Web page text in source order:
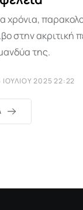
χρόνια,
στην ακριτική
της.
ΙΟΥΛΊΟΥ 2025 22:22